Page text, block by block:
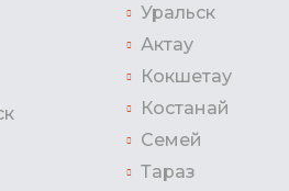
Уральск
Актау
Кокшетау
Костанай
Семей
Тараз